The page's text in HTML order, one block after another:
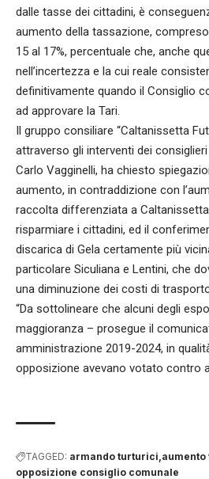
dalle tasse dei cittadini, è
aumento della tassazione,
15 al 17%, percentuale che, anche
nell’incertezza e la cui reale
definitivamente quando il Consiglio
ad approvare la Tari.
Il gruppo consiliare “Caltanissetta
attraverso gli interventi dei
Carlo Vagginelli, ha chiesto
aumento, in contraddizione con
raccolta differenziata a
risparmiare i cittadini, ed il
discarica di Gela certamente più
particolare Siculiana e Lentini, che
una diminuzione dei costi di
“Da sottolineare che alcuni degli
maggioranza – prosegue il
amministrazione 2019-2024, in
opposizione avevano votato contro
TAGGED: armando turturici aumento
opposizione consiglio comunale